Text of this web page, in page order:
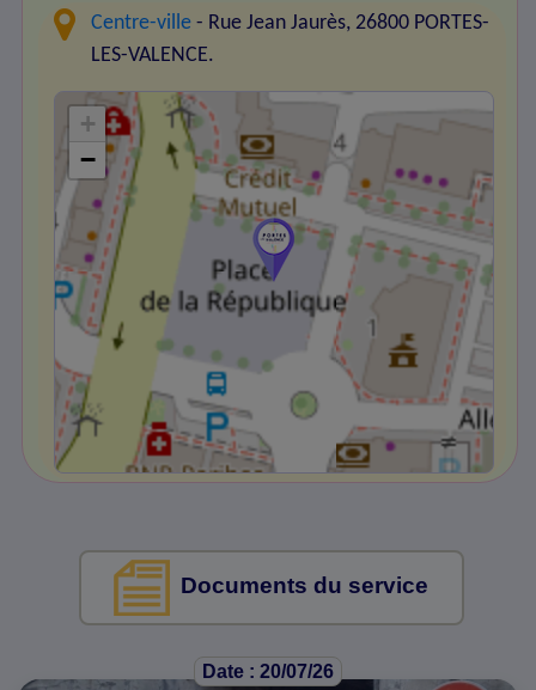
Centre-ville - Rue Jean Jaurès, 26800 PORTES-
LES-VALENCE.
+
−
Documents du service
Date : 20/07/26